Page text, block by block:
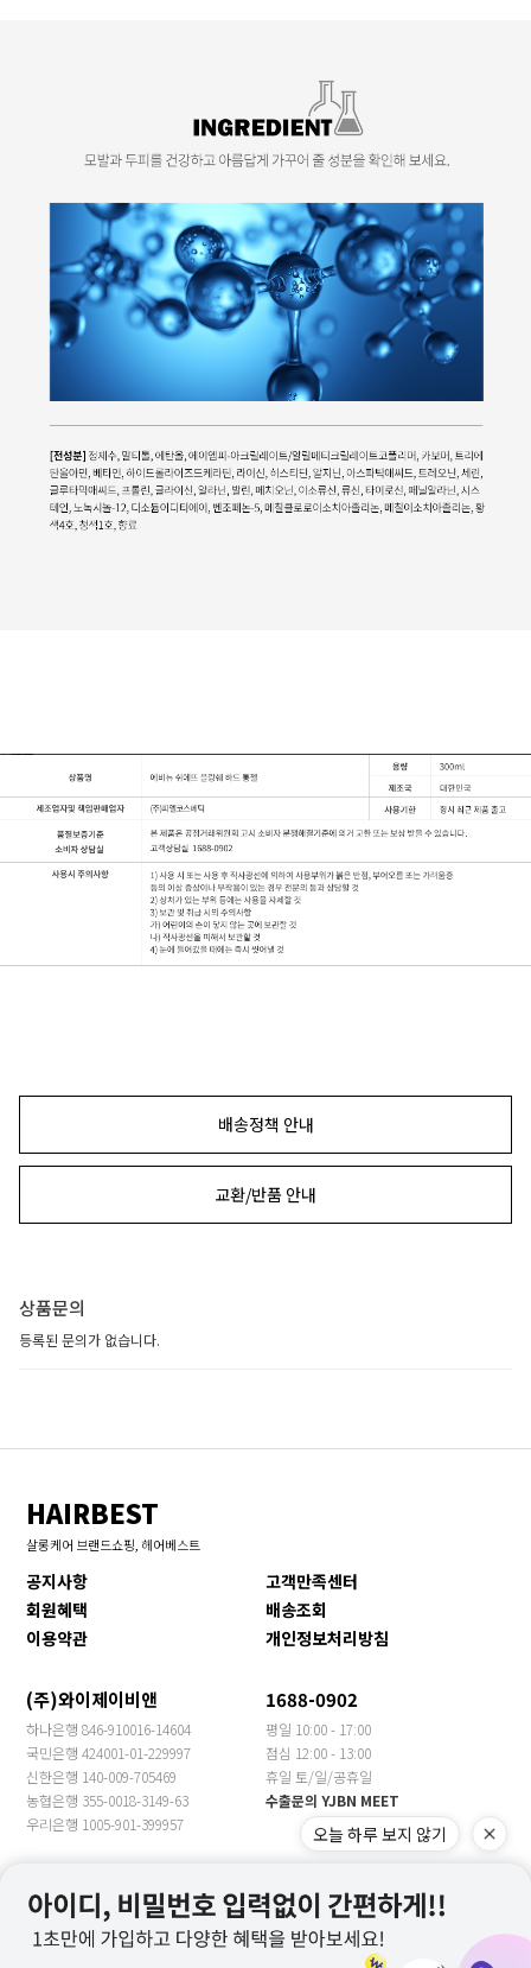
배송정책 안내
교환/반품 안내
상품문의
등록된 문의가 없습니다.
HAIRBEST
살롱케어 브랜드쇼핑, 헤어베스트
공지사항
고객만족센터
회원혜택
배송조회
이용약관
개인정보처리방침
(주)와이제이비앤 1688-0902
하나은행 846-910016-14604
국민은행 424001-01-229997
신한은행 140-009-705469
농협은행 355-0018-3149-63
우리은행 1005-901-399957
평일 10:00 - 17:00
점심 12:00 - 13:00
휴일 토/일/공휴일
수출문의 YJBN MEET
COMPANY : 주식회사 와이제이비앤 CEO : 장은주
ADDRESS : 경기도 광주시 봉골길81번길 13(문형동)
오늘 하루 보지 않기